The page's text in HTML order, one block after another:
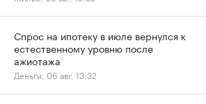
Спрос на ипотеку в июле вернулся к
естественному уровню после
ажиотажа
Деньги, 06 авг, 13:32